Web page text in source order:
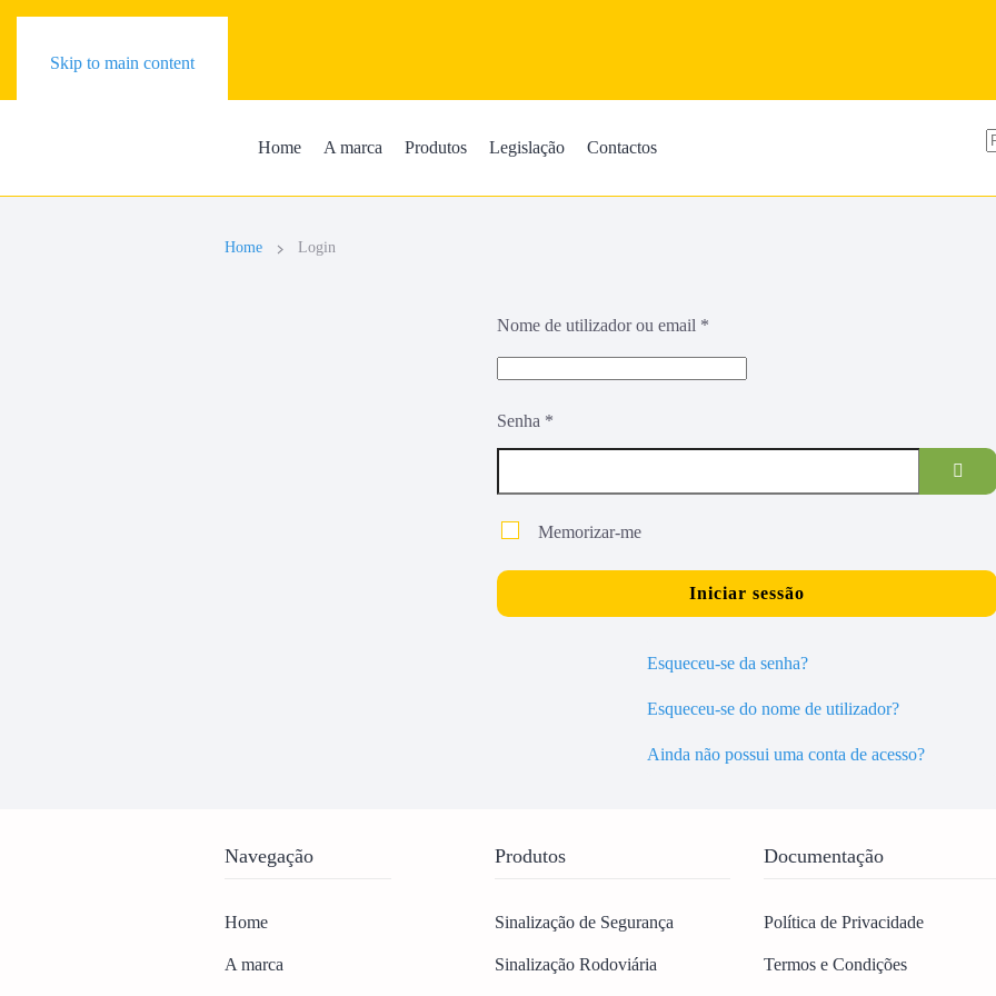
Skip to main content
Home A marca Produtos Legislação Contactos
Home Login
Nome de utilizador ou email *
Senha *
Memorizar-me
Iniciar sessão
Esqueceu-se da senha?
Esqueceu-se do nome de utilizador?
Ainda não possui uma conta de acesso?
Navegação
Home
A marca
Produtos
Sinalização de Segurança
Sinalização Rodoviária
Documentação
Política de Privacidade
Termos e Condições